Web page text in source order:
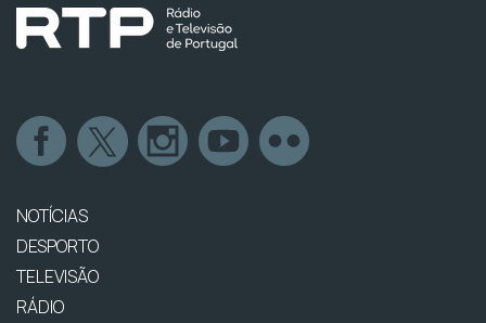
NOTÍCIAS
DESPORTO
TELEVISÃO
RÁDIO